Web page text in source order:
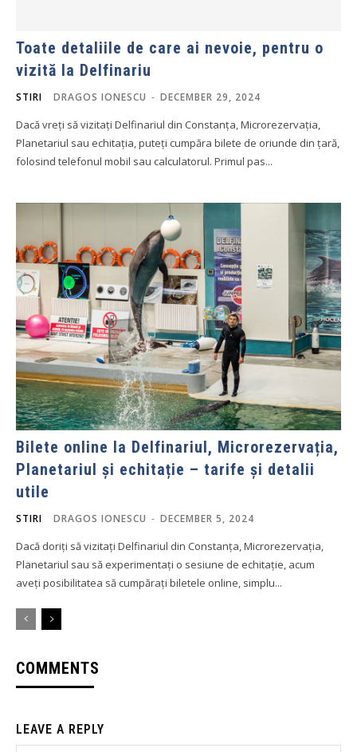
Toate detaliile de care ai nevoie, pentru o
vizită la Delfinariu
STIRI DRAGOS IONESCU - DECEMBER 29, 2024
Dacă vreți să vizitați Delfinariul din Constanța, Microrezervația,
Planetariul sau echitația, puteți cumpăra bilete de oriunde din țară,
folosind telefonul mobil sau calculatorul. Primul pas...
Bilete online la Delfinariul, Microrezervația,
Planetariul și echitație – tarife și detalii
utile
STIRI DRAGOS IONESCU - DECEMBER 5, 2024
Dacă doriți să vizitați Delfinariul din Constanța, Microrezervația,
Planetariul sau să experimentați o sesiune de echitație, acum
aveți posibilitatea să cumpărați biletele online, simplu...
COMMENTS
LEAVE A REPLY